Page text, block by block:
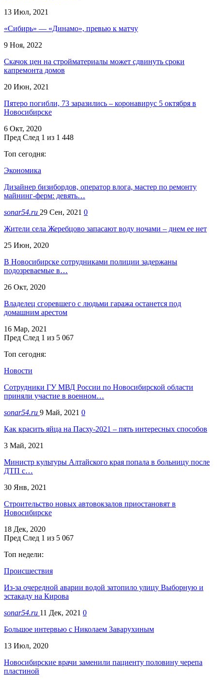
13 Июл, 2021
«Сибирь» — «Динамо», превью к матчу
9 Ноя, 2022
Скачок цен на стройматериалы может сдвинуть сроки
капремонта домов
20 Июн, 2021
Пятеро погибли, 73 заразились – коронавирус 5 октября в
Новосибирске
6 Окт, 2020
Пред След 1 из 1 448
Топ сегодня:
Экономика
Дизайнер бизибордов, оператор влога, мастер по ремонту
майнинг-ферм: девять…
sonar54.ru 29 Сен, 2021 0
Жители села Жеребцово запасают воду ночами – днем ее нет
25 Июн, 2020
В Новосибирске сотрудниками полиции задержаны
подозреваемые в…
26 Окт, 2020
Владелец сгоревшего с людьми гаража останется под
домашним арестом
16 Мар, 2021
Пред След 1 из 5 067
Топ сегодня:
Новости
Сотрудники ГУ МВД России по Новосибирской области
приняли участие в военном…
sonar54.ru 9 Май, 2021 0
Как красить яйца на Пасху-2021 – пять интересных способов
3 Май, 2021
Министр культуры Алтайского края попала в больницу после
ДТП с…
30 Янв, 2021
Строительство новых автовокзалов приостановят в
Новосибирске
18 Дек, 2020
Пред След 1 из 5 067
Топ недели:
Происшествия
Из-за очередной аварии водой затопило улицу Выборную и
эстакаду на Кирова
sonar54.ru 11 Дек, 2021 0
Большое интервью с Николаем Заварухиным
13 Июл, 2020
Новосибирские врачи заменили пациенту половину черепа
пластиной